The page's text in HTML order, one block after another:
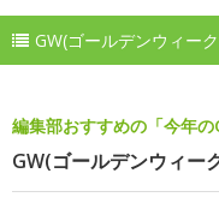
GW(ゴールデンウィー
編集部おすすめの「今年
GW(ゴールデンウィー